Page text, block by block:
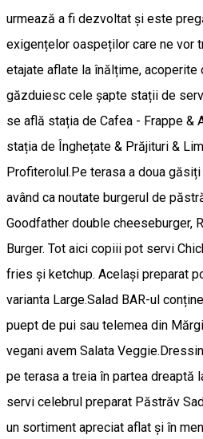
urmează a fi dezvoltat și este
exigențelor oaspeților care ne vor
etajate aflate la înălțime, acoperite
găzduiesc cele șapte stații de
se află stația de Cafea - Frappe &
stația de Înghețate & Prăjituri &
Profiterolul.Pe terasa a doua
având ca noutate burgerul de
Goodfather double cheeseburger,
Burger. Tot aici copiii pot servi
fries și ketchup. Același preparat
varianta Large.Salad BAR-ul
puept de pui sau telemea din
vegani avem Salata
pe terasa a treia în partea dreaptă
servi celebrul preparat Păstrăv
un sortiment apreciat aflat și în